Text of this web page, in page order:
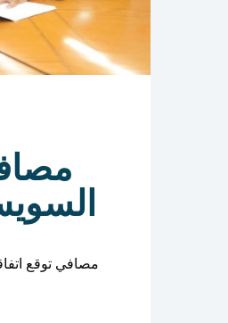
مصافي توقع